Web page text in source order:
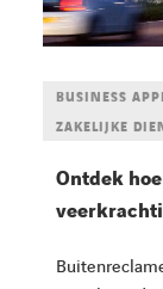
BUSINESS
ZAKELIJKE
Ontdek